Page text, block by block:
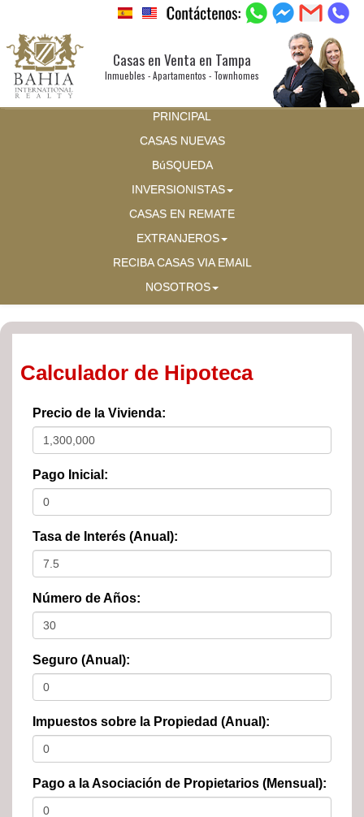
Casas en Venta en Tampa
Inmuebles - Apartamentos - Townhomes
PRINCIPAL
CASAS NUEVAS
BúSQUEDA
INVERSIONISTAS
CASAS EN REMATE
EXTRANJEROS
RECIBA CASAS VIA EMAIL
NOSOTROS
Calculador de Hipoteca
Precio de la Vivienda:
Pago Inicial:
Tasa de Interés (Anual):
Número de Años:
Seguro (Anual):
Impuestos sobre la Propiedad (Anual):
Pago a la Asociación de Propietarios (Mensual):